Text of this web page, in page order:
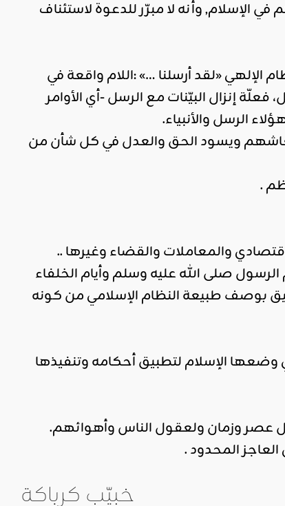
الإسلام, وأنه لا مبرّر للدعوة لاستئناف
الإلهي «لقد أرسلنا …» :اللام واقعة في
إنزال البيّنات مع الرسل -أي الأوامر
الرسل والأنبياء.
ويسود الحق والعدل في كل شأن من
.
والمعاملات والقضاء وغيرها ..
صلى الله عليه وسلم وأيام الخلفاء
بوصف طبيعة النظام الإسلامي من كونه
وضعها الإسلام لتطبيق أحكامه وتنفيذها
عصر وزمان ولعقول الناس وأهوائهم.
المحدود .
خبيّب كرباكة